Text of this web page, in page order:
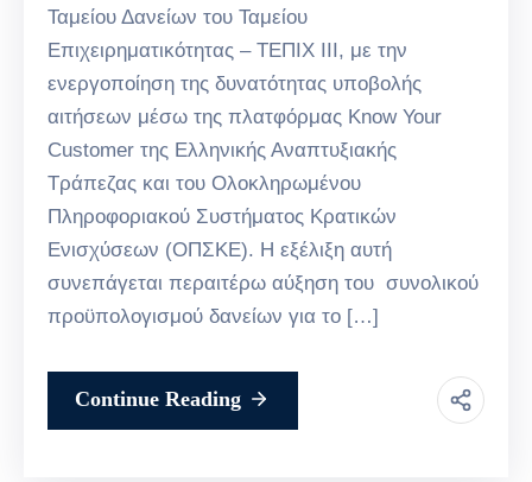
Ταμείου Δανείων του Ταμείου
Επιχειρηματικότητας – ΤΕΠΙΧ ΙΙΙ, με την
ενεργοποίηση της δυνατότητας υποβολής
αιτήσεων μέσω της πλατφόρμας Know Your
Customer της Ελληνικής Αναπτυξιακής
Τράπεζας και του Ολοκληρωμένου
Πληροφοριακού Συστήματος Κρατικών
Ενισχύσεων (ΟΠΣΚΕ). Η εξέλιξη αυτή
συνεπάγεται περαιτέρω αύξηση του συνολικού
προϋπολογισμού δανείων για το […]
Continue Reading